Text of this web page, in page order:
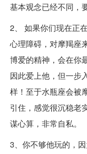
基本观念已经不同，
2、 如果你们现在正
心理障碍，对摩羯座
博爱的精神，会在你
因此爱上他，但一步
样！至于水瓶座会被
引住，感觉很沉稳老
谋心算，非常自私。
3、你不够他玩的，